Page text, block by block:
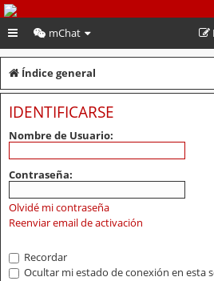
PeruVoley.com
mChat
Índice general
IDENTIFICARSE
Nombre de Usuario:
Contraseña:
Olvidé mi contraseña
Reenviar email de activación
Recordar
Ocultar mi estado de conexión en esta